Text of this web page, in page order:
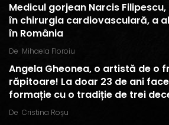
Medicul gorjean Narcis
în chirurgia cardiovasculară, a
în România
De Mihaela Floroiu
Angela Gheonea, o artistă de o
răpitoare! La doar 23 de ani
formație cu o tradiție de trei
De Cristina Roșu